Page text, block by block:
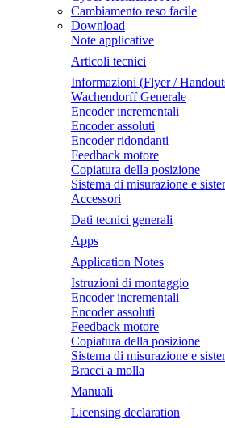
Cambiamento reso facile
Download
Note applicative
Articoli tecnici
Informazioni (Flyer /
Wachendorff Generale
Encoder incrementali
Encoder assoluti
Encoder ridondanti
Feedback motore
Copiatura della posizione
Sistema di misurazione e
Accessori
Dati tecnici generali
Apps
Application Notes
Istruzioni di montaggio
Encoder incrementali
Encoder assoluti
Feedback motore
Copiatura della posizione
Sistema di misurazione e
Bracci a molla
Manuali
Licensing declaration